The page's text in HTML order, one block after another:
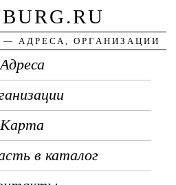
АДРЕСА, ОРГАНИЗАЦИИ
Адреса
Карта
в каталог